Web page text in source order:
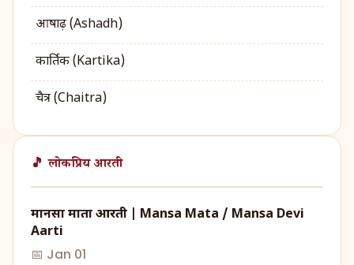
आषाढ़ (Ashadh)
कार्तिक (Kartika)
चैत्र (Chaitra)
🎵 लोकप्रिय आरती
मानसा माता आरती | Mansa Mata / Mansa Devi
Aarti
📅 Jan 01